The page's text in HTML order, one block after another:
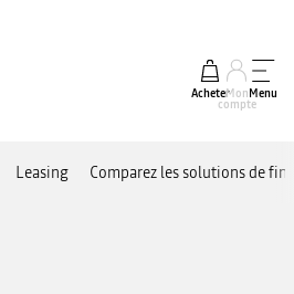
AcheterMon
compte
Menu
Leasing Comparez les solutions de